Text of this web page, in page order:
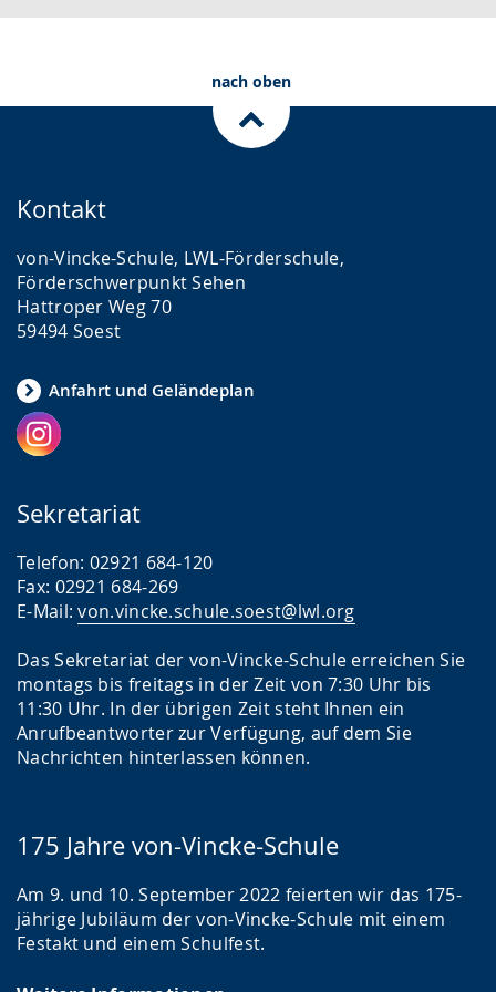
t
S
a
h
e
w
c
h
l
n
.
e
d
-
n
t
e
s
t
z
u
n
g
.
i
e
s
h
e
r
e
b
d
e
n
s
p
r
a
c
w
r
d
nach oben
Kontakt
von-Vincke-Schule, LWL-Förderschule,
Förderschwerpunkt Sehen
Hattroper Weg 70
59494 Soest
Anfahrt und Geländeplan
Sekretariat
Telefon: 02921 684-120
Fax: 02921 684-269
E-Mail:von.vincke.schule.soest@lwl.org
Das Sekretariat der von-Vincke-Schule erreichen Sie
montags bis freitags in der Zeit von 7:30 Uhr bis
11:30 Uhr. In der übrigen Zeit steht Ihnen ein
Anrufbeantworter zur Verfügung, auf dem Sie
Nachrichten hinterlassen können.
175 Jahre von-Vincke-Schule
Am 9. und 10. September 2022 feierten wir das 175-
jährige Jubiläum der von-Vincke-Schule mit einem
Festakt und einem Schulfest.